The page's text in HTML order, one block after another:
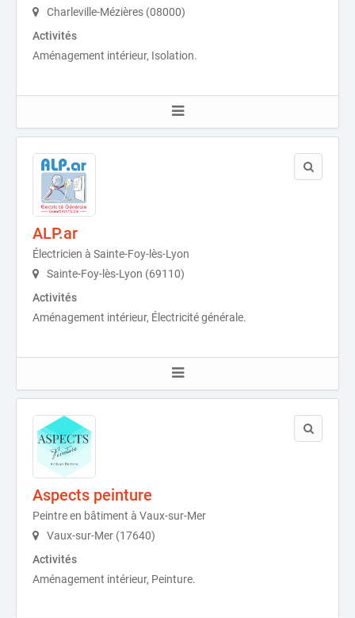
Charleville-Mézières (08000)
Activités
Aménagement intérieur, Isolation.
ALP.ar
Électricien à Sainte-Foy-lès-Lyon
Sainte-Foy-lès-Lyon (69110)
Activités
Aménagement intérieur, Électricité générale.
Aspects peinture
Peintre en bâtiment à Vaux-sur-Mer
Vaux-sur-Mer (17640)
Activités
Aménagement intérieur, Peinture.